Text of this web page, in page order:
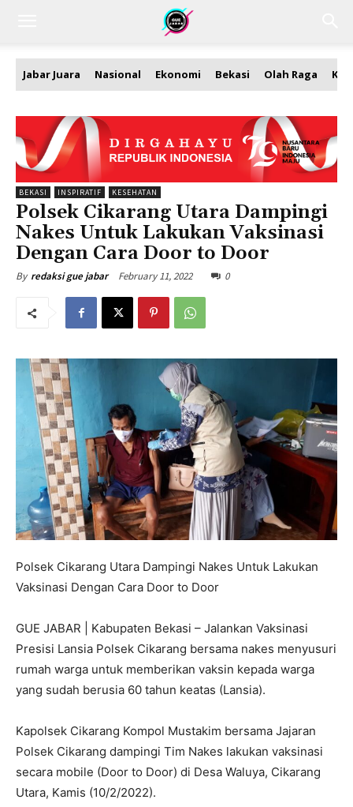
Jabar Juara Nasional Ekonomi Bekasi Olah Raga
BEKASI INSPIRATIF KESEHATAN
Polsek Cikarang Utara Dampingi
Nakes Untuk Lakukan Vaksinasi
Dengan Cara Door to Door
By redaksi gue jabar February 11, 2022 0
Polsek Cikarang Utara Dampingi Nakes Untuk Lakukan
Vaksinasi Dengan Cara Door to Door
GUE JABAR | Kabupaten Bekasi – Jalankan Vaksinasi
Presisi Lansia Polsek Cikarang bersama nakes menyusuri
rumah warga untuk memberikan vaksin kepada warga
yang sudah berusia 60 tahun keatas (Lansia).
Kapolsek Cikarang Kompol Mustakim bersama Jajaran
Polsek Cikarang dampingi Tim Nakes lakukan vaksinasi
secara mobile (Door to Door) di Desa Waluya, Cikarang
Utara, Kamis (10/2/2022).